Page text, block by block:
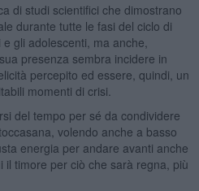
di studi scientifici che dimostrano
durante tutte le fasi del ciclo di
gli adolescenti, ma anche,
presenza sembra incidere in
percepito ed essere, quindi, un
momenti di crisi.
del tempo per sé da condividere
volendo anche a basso
energia per andare avanti anche
il timore per ciò che sarà regna, più